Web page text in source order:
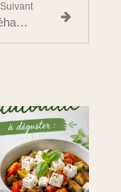
Suivant
Les choux : des légumes d’hiver à réhabiliter